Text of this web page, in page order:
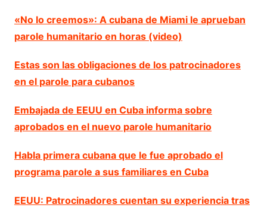
«No lo creemos»: A cubana de Miami le aprueban
parole humanitario en horas (video)
Estas son las obligaciones de los patrocinadores
en el parole para cubanos
Embajada de EEUU en Cuba informa sobre
aprobados en el nuevo parole humanitario
Habla primera cubana que le fue aprobado el
programa parole a sus familiares en Cuba
EEUU: Patrocinadores cuentan su experiencia tras